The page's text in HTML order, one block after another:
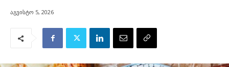
აგვისტო 5, 2026